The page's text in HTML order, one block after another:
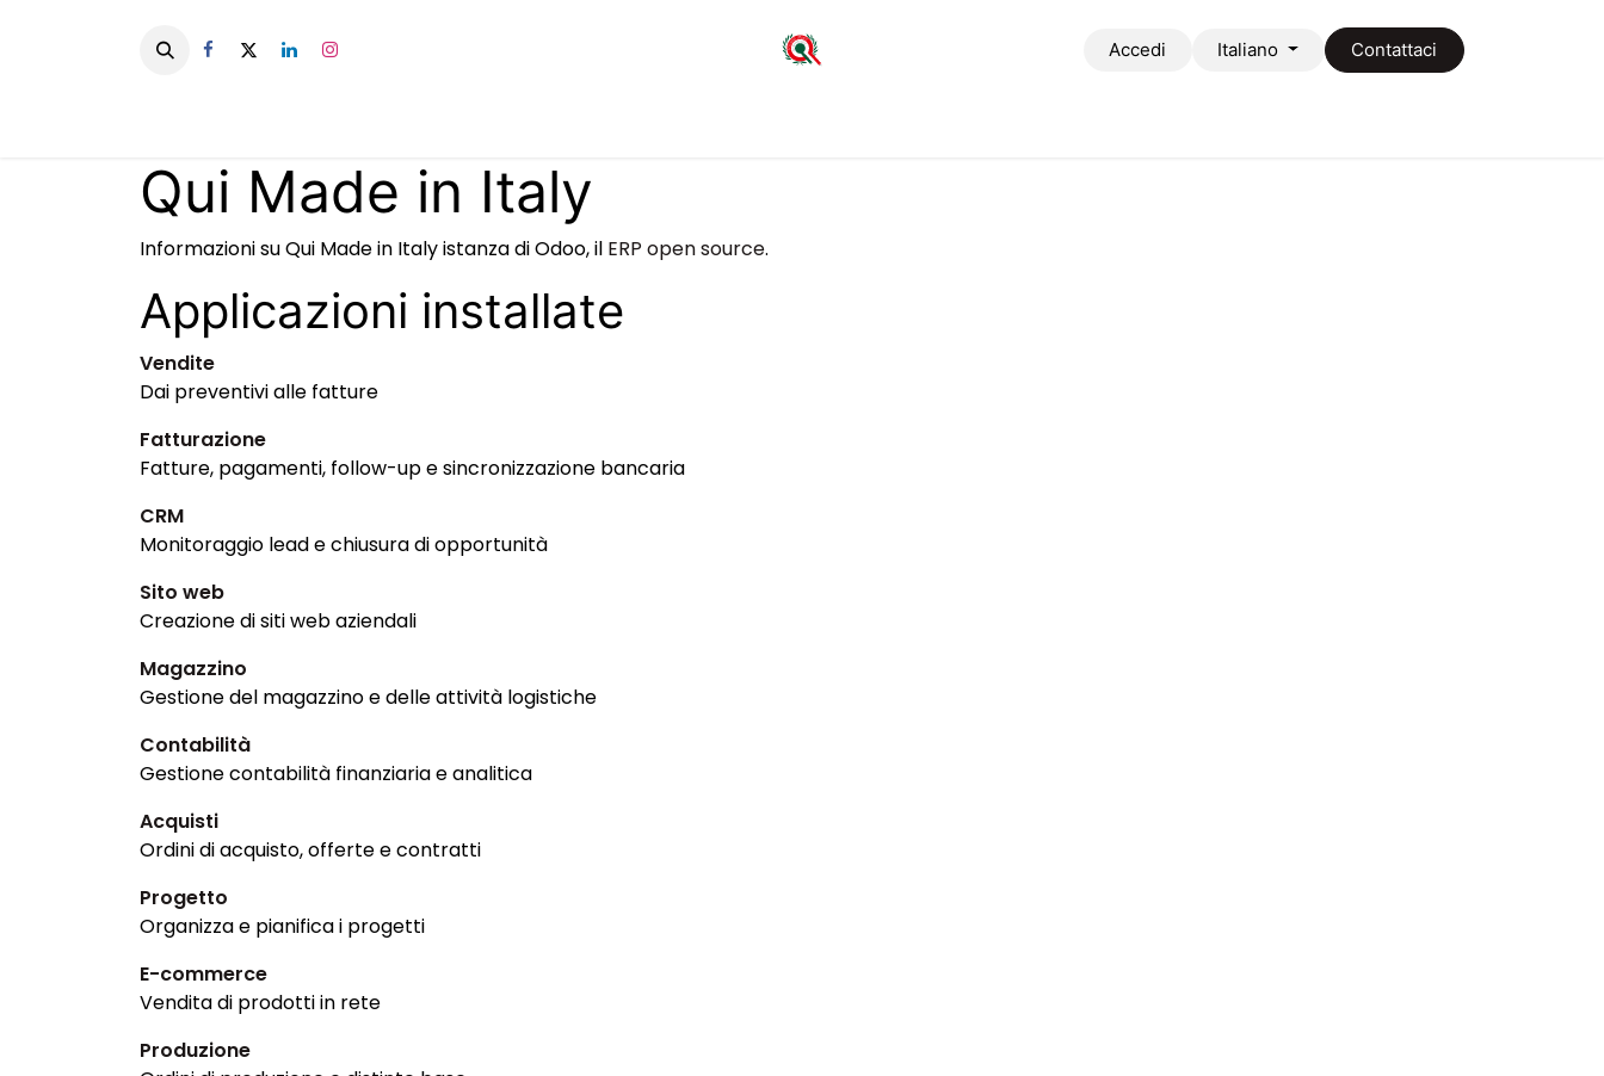
Accedi Italiano Contattaci
Qui Made in Italy
Informazioni su Qui Made in Italy istanza di Odoo, il ERP open source.
Applicazioni installate
Vendite
Dai preventivi alle fatture
Fatturazione
Fatture, pagamenti, follow-up e sincronizzazione bancaria
CRM
Monitoraggio lead e chiusura di opportunità
Sito web
Creazione di siti web aziendali
Magazzino
Gestione del magazzino e delle attività logistiche
Contabilità
Gestione contabilità finanziaria e analitica
Acquisti
Ordini di acquisto, offerte e contratti
Progetto
Organizza e pianifica i progetti
E-commerce
Vendita di prodotti in rete
Produzione